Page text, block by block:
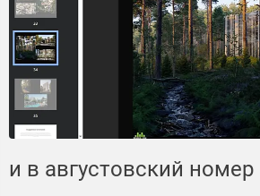
и в августовский